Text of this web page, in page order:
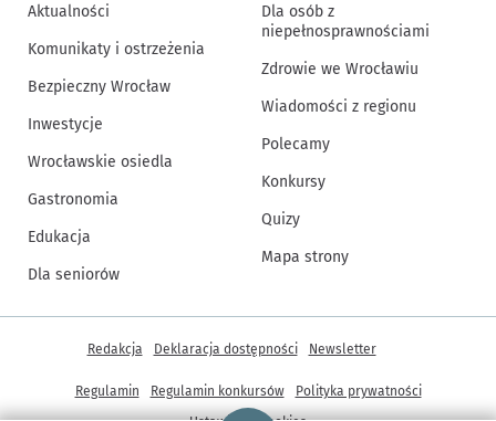
Aktualności
Komunikaty i ostrzeżenia
Bezpieczny Wrocław
Inwestycje
Wrocławskie osiedla
Gastronomia
Edukacja
Dla seniorów
Dla osób z
niepełnosprawnościami
Zdrowie we Wrocławiu
Wiadomości z regionu
Polecamy
Konkursy
Quizy
Mapa strony
Inne informacje
Redakcja Deklaracja dostępności Newsletter
Regulamin Regulamin konkursów
Polityka prywatności